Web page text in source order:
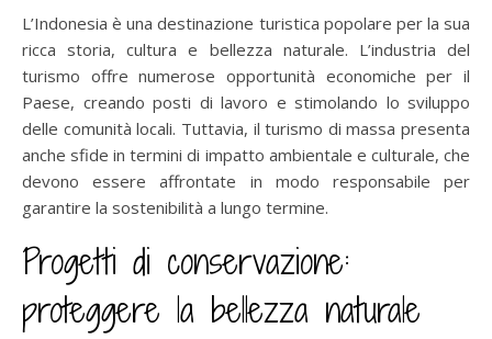
L’Indonesia è una destinazione turistica popolare per la sua
ricca storia, cultura e bellezza naturale. L’industria del
turismo offre numerose opportunità economiche per il
Paese, creando posti di lavoro e stimolando lo sviluppo
delle comunità locali. Tuttavia, il turismo di massa presenta
anche sfide in termini di impatto ambientale e culturale, che
devono essere affrontate in modo responsabile per
garantire la sostenibilità a lungo termine.
Progetti di conservazione:
proteggere la bellezza naturale